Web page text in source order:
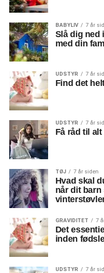
BABYLIV 7 år
Slå dig
med din
UDSTYR 7 år
Find det
UDSTYR 7 år
Få råd til
TØJ 7 år siden
Hvad skal
når dit
GRAVIDITET 7
Det
inden
UDSTYR 7 år